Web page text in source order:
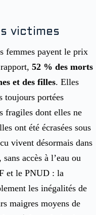
victimes
femmes payent le prix
52 % des morts
et des filles. Elles
toujours portées
fragiles dont elles ne
ont été écrasées sous
vivent désormais dans
accès à l’eau ou
et le PNUD : la
les inégalités de
maigres moyens de